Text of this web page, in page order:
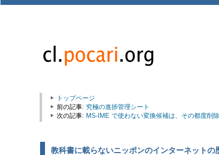
トップページ
前の記事: 究極の進捗管理シート
次の記事: MS-IME で使わない変換候補は、その都度削除
教科書に載らないニッポンのインターネットの